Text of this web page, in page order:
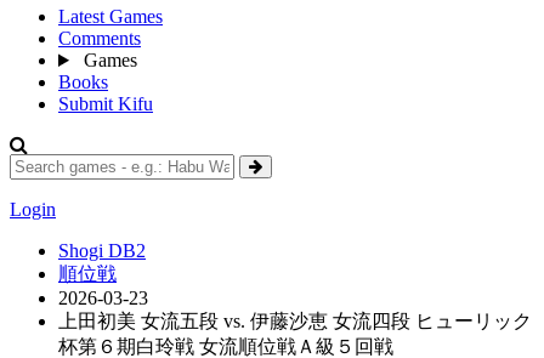
Latest Games
Comments
Games
Books
Submit Kifu
Login
Shogi DB2
順位戦
2026-03-23
上田初美 女流五段 vs. 伊藤沙恵 女流四段 ヒューリック
杯第６期白玲戦 女流順位戦Ａ級５回戦